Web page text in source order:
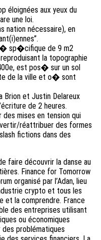
éloignées aux yeux du
une loi.
nation nécessaire), en
sp�cifique de 9 m2
la topographie
est pos� sur un sol
de la ville et o� sont
Brion et Justin Delareux
de 2 heures.
des mises en tension qui
réattribuer des formes
fictions dans des
faire découvrir la danse au
Finance for Tomorrow
organisé par l’Adan, lieu
crypto et tous les
et la comprendre. France
des entreprises utilisant
ou économiques
problématiques